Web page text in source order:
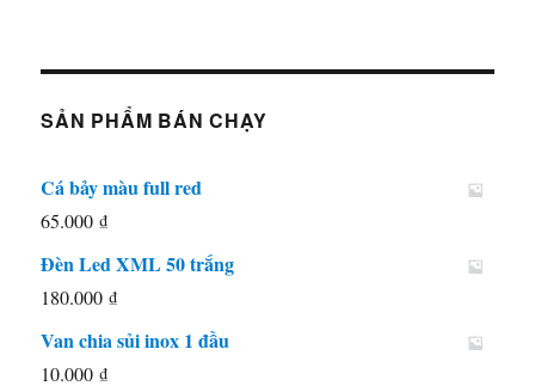
SẢN PHẨM BÁN CHẠY
Cá bảy màu full red
65.000₫
Đèn Led XML 50 trắng
180.000₫
Van chia sủi inox 1 đầu
10.000₫